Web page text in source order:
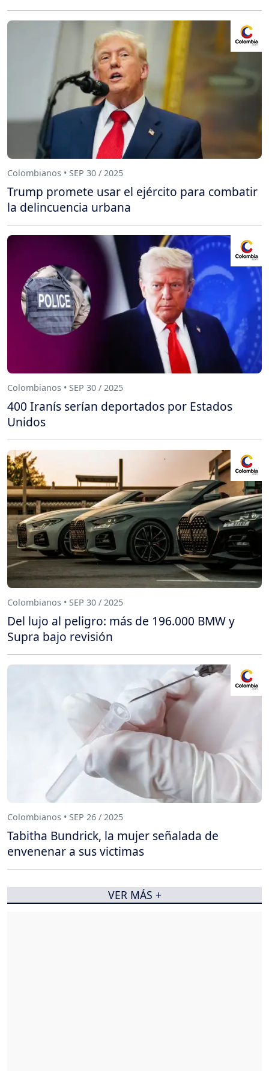
Colombianos • SEP 30 / 2025
Trump promete usar el ejército para combatir
la delincuencia urbana
Colombianos • SEP 30 / 2025
400 Iranís serían deportados por Estados
Unidos
Colombianos • SEP 30 / 2025
Del lujo al peligro: más de 196.000 BMW y
Supra bajo revisión
Colombianos • SEP 26 / 2025
Tabitha Bundrick, la mujer señalada de
envenenar a sus victimas
VER MÁS +